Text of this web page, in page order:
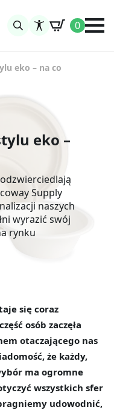
0
eko – na co
eko –
Supply
naszych
wyrazić swój
rynku
się coraz
osób zaczęła
otaczającego nas
że każdy,
ma ogromne
wszystkich sfer
udowodnić,